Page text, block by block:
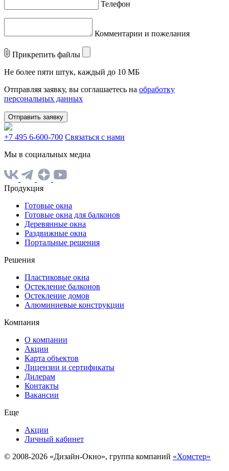
Телефон
Комментарии и пожелания
Прикрепить файлы
Не более пяти штук, каждый до 10 МБ
Отправляя заявку, вы соглашаетесь на обработку
персональных данных
Отправить заявку
+7 495 6-600-700 Связаться с нами
Мы в социальных медиа
Продукция
Готовые окна
Готовые окна для балконов
Деревянные окна
Раздвижные окна
Портальные решения
Решения
Пластиковые окна
Остекление балконов
Остекление домов
Алюминиевые конструкции
Компания
О компании
Акции
Карта объектов
Лицензии и сертификаты
Дилерам
Контакты
Вакансии
Еще
Акции
Личный кабинет
© 2008-2026 «Дизайн-Окно», группа компаний «Хомстер»